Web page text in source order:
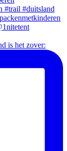
is het zover: